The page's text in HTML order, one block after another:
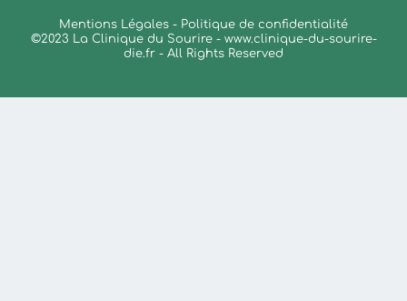
Mentions Légales - Politique de confidentialité
©2023 La Clinique du Sourire - www.clinique-du-sourire-
die.fr - All Rights Reserved